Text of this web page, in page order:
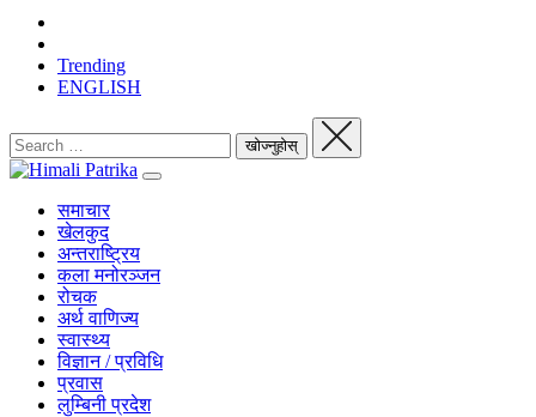
Trending
ENGLISH
समाचार
खेलकुद
अन्तराष्ट्रिय
कला मनोरञ्जन
रोचक
अर्थ वाणिज्य
स्वास्थ्य
विज्ञान / प्रविधि
प्रवास
लुम्बिनी प्रदेश